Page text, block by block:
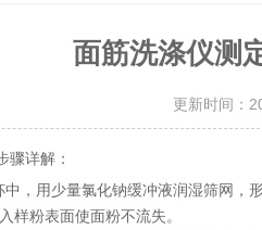
面筋洗涤仪测
更新时间：
骤详解：
，用少量氯化钠缓冲液润湿筛网，
样粉表面使面粉不流失。